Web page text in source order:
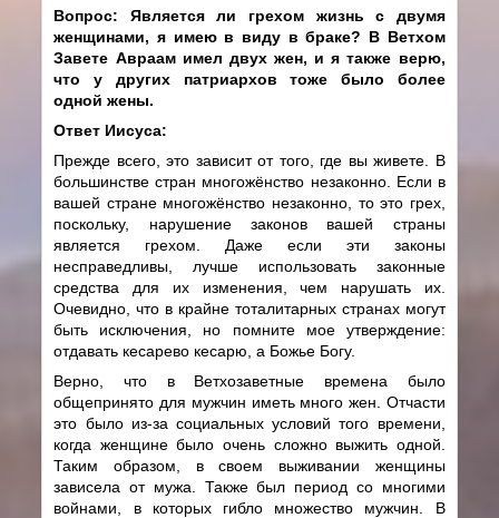
Вопрос: Является ли грехом жизнь с двумя
женщинами, я имею в виду в браке? В Ветхом
Завете Авраам имел двух жен, и я также верю,
что у других патриархов тоже было более
одной жены.
Ответ Иисуса:
Прежде всего, это зависит от того, где вы живете. В
большинстве стран многожёнство незаконно. Если в
вашей стране многожёнство незаконно, то это грех,
поскольку, нарушение законов вашей страны
является грехом. Даже если эти законы
несправедливы, лучше использовать законные
средства для их изменения, чем нарушать их.
Очевидно, что в крайне тоталитарных странах могут
быть исключения, но помните мое утверждение:
отдавать кесарево кесарю, а Божье Богу.
Верно, что в Ветхозаветные времена было
общепринято для мужчин иметь много жен. Отчасти
это было из-за социальных условий того времени,
когда женщине было очень сложно выжить одной.
Таким образом, в своем выживании женщины
зависела от мужа. Также был период со многими
войнами, в которых гибло множество мужчин. В